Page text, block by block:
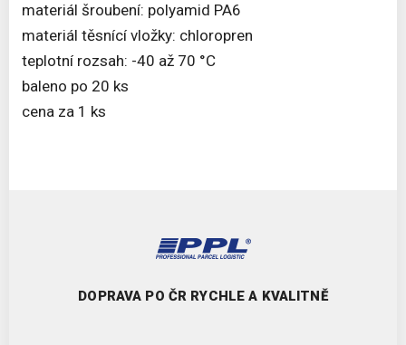
materiál šroubení: polyamid PA6
materiál těsnící vložky: chloropren
teplotní rozsah: -40 až 70 °C
baleno po 20 ks
cena za 1 ks
DOPRAVA PO ČR RYCHLE A KVALITNĚ